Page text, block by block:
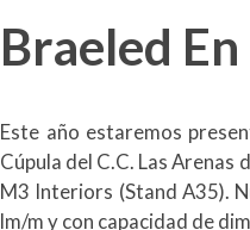
Braeled
Este año estaremos
Cúpula del C.C. Las
M3 Interiors (Stand A35).
lm/m y con capacidad de